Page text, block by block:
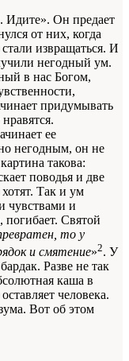
Идите». Он предает
от них, когда
извращаться. И
негодный ум.
в нас Богом,
придумывать
ее
негодным, он не
такова:
поводья и две
Так и ум
чувствами и
погибает. Святой
то у
и смятение»2. У
Разве не так
каша в
человека.
Вот об этом